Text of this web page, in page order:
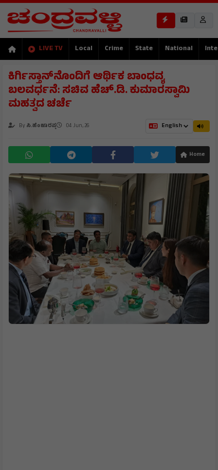
LIVE TV Local Crime State National
ಕಿರ್ಗಿಸ್ತಾನ್‌ನೊಂದಿಗೆ ಆರ್ಥಿಕ ಬಾಂಧವ್ಯ
ಬಲವರ್ಧನೆ: ಸಚಿವ ಹೆಚ್.ಡಿ. ಕುಮಾರಸ್ವಾಮಿ
ಮಹತ್ವದ ಚರ್ಚೆ
By ಸಿ.ಹೆಂಜಾರಪ್ಪ 04 Jun, 26
Home